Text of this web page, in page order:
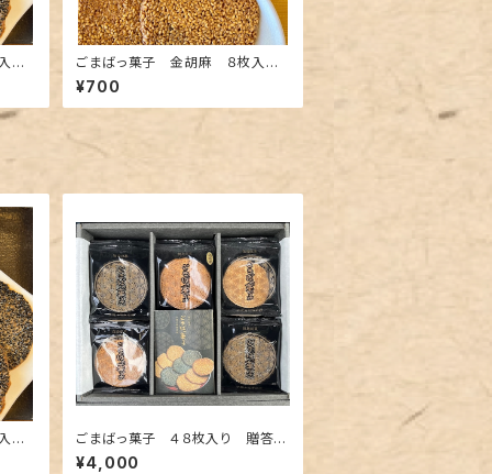
箱
ごまばっ菓子 金胡麻 ８枚入箱
（２枚×４袋）
¥700
箱
ごまばっ菓子 ４８枚入り 贈答用
（包装・のし・専用袋付き）
¥4,000